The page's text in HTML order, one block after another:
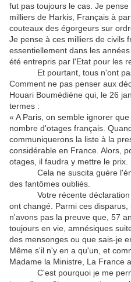
fut pas toujours le cas. Je
milliers de Harkis, Français à
couteaux des égorgeurs sur
Je pense à ces milliers de civils
essentiellement dans les
été entrepris par l'Etat pour les
Et pourtant, tous n'ont pas
Comment ne pas penser aux
Houari Boumédiène qui, le 26
termes :
« A Paris, on semble ignorer
nombre d'otages français.
communiquerons la liste à la
considérable en France. Alors,
otages, il faudra y mettre le prix.
Cela ne suscita guère
des fantômes oubliés.
Votre récente déclaration
ont changé. Parmi ces
n'avons pas la preuve que, 57
toujours en vie, amnésiques
des mensonges ou que sais-je
Même s'il n'y en a qu'un, et
Madame la Ministre, La France
C'est pourquoi je me